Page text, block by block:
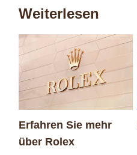
Weiterlesen
Erfahren Sie mehr
über Rolex